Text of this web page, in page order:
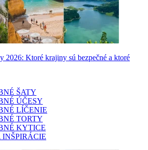
2026: Ktoré krajiny sú bezpečné a ktoré
ŠATY
ÚČESY
LÍČENIE
TORTY
KYTICE